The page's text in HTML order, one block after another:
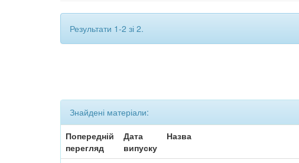
Результати 1-2 зі 2.
Знайдені матеріали:
Попередній
перегляд
Дата
випуску
Назва